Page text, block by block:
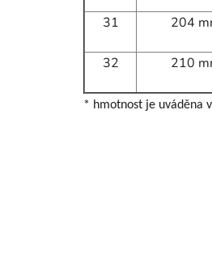
31 204
32 210
* hmotnost je uváděna